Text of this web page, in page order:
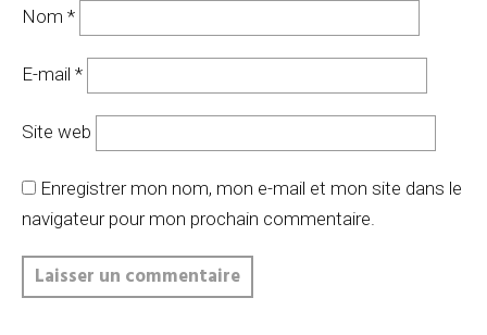
Nom *
E-mail *
Site web
Enregistrer mon nom, mon e-mail et mon site dans le
navigateur pour mon prochain commentaire.